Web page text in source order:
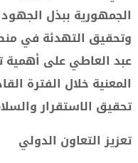
الجمهورية ببذل
وتحقيق التهدئة في
عبد العاطي على أهمية
المعنية خلال الفترة
تحقيق الاستقرار
تعزيز التعاون الدولي